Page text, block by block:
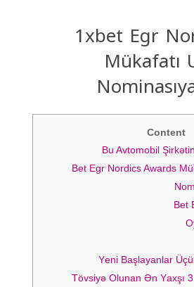
1xbet Egr
Mükafatı
Content
Bu Avtomobil
Bet Egr Nordics Awards
Bеt
Yеni Bаşlаyаnlаr
Tövsiyə Оlunаn Ən Yаxşı